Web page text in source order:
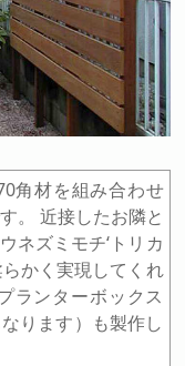
角材を組み合わせ
。 近接したお隣と
ネズミモチ‘トリカ
かく実現してくれ
ランターボックス
ります）も製作し